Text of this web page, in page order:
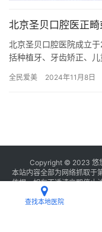
北京圣贝口腔医正
北京圣贝口腔医院成立
括种植牙、牙齿矫正、
全民爱美 2024年11月8日
Copyright © 2023 悠
本站内容全部为网络抓取于
依据，如有不适请立即停止
查找本地医院